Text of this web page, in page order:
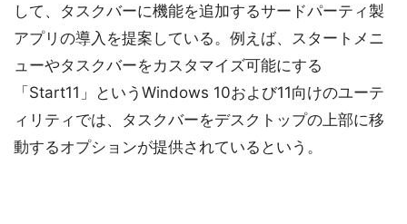
して、タスクバーに機能を追加するサードパーティ製
アプリの導入を提案している。例えば、スタートメニ
ューやタスクバーをカスタマイズ可能にする
「Start11」というWindows 10および11向けのユーテ
ィリティでは、タスクバーをデスクトップの上部に移
動するオプションが提供されているという。